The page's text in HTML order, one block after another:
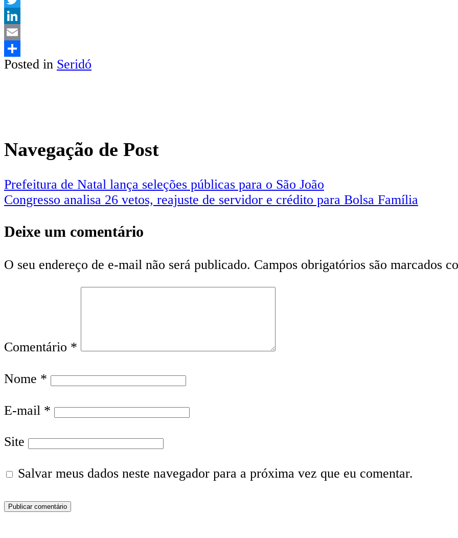
Twitter
LinkedIn
Email
Share
Posted in Seridó
Navegação de Post
Prefeitura de Natal lança seleções públicas para o São João
Congresso analisa 26 vetos, reajuste de servidor e crédito para Bolsa Família
Deixe um comentário
O seu endereço de e-mail não será publicado. Campos obrigatórios são marcados
Comentário *
Nome *
E-mail *
Site
Salvar meus dados neste navegador para a próxima vez que eu comentar.